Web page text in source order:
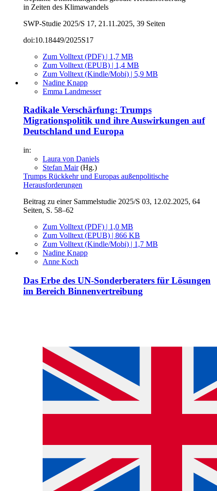
in Zeiten des Klimawandels
SWP-Studie 2025/S 17, 21.11.2025, 39 Seiten
doi:10.18449/2025S17
Zum Volltext (PDF) | 1,7 MB
Zum Volltext (EPUB) | 1,4 MB
Zum Volltext (Kindle/Mobi) | 5,9 MB
Nadine Knapp
Emma Landmesser
Radikale Verschärfung: Trumps
Migrationspolitik und ihre Aus­wirkungen auf
Deutschland und Europa
in:
Laura von Daniels
Stefan Mair(Hg.)
Trumps Rückkehr und Europas außenpolitische
Herausforderungen
Beitrag zu einer Sammelstudie 2025/S 03, 12.02.2025, 64
Seiten, S. 58–62
Zum Volltext (PDF) | 1,0 MB
Zum Volltext (EPUB) | 866 KB
Zum Volltext (Kindle/Mobi) | 1,7 MB
Nadine Knapp
Anne Koch
Das Erbe des UN-Sonderberaters für Lösungen
im Bereich Binnenvertreibung